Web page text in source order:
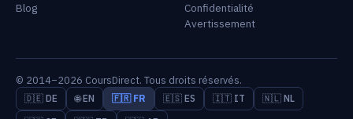
Blog
Confidentialité
Avertissement
© 2014–2026 CoursDirect. Tous droits réservés.
🇩🇪 DE 🌐 EN 🇫🇷 FR 🇪🇸 ES 🇮🇹 IT
🇳🇱 NL